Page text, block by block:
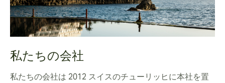
私たちの会社
私たちの会社は 2012 スイスのチューリッヒに本社を置